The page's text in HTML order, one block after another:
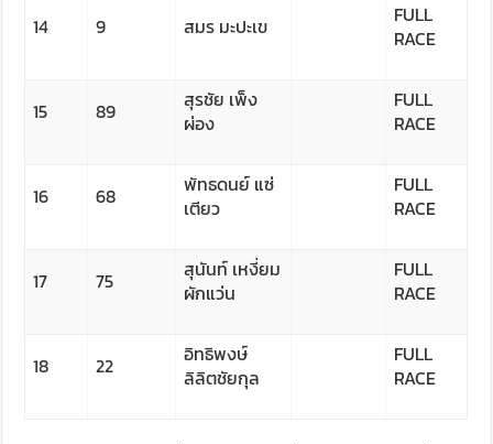
14 9 สมร มะปะเข
FULL
RACE
15 89
สุรชัย เพ็ง
ผ่อง
FULL
RACE
16 68
พัทธดนย์ แซ่
เตียว
FULL
RACE
17 75
สุนันท์ เหงี่ยม
ผักแว่น
FULL
RACE
18 22
อิทธิพงษ์
ลิลิตชัยกุล
FULL
RACE